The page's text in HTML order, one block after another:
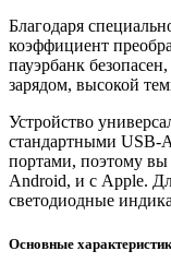
Благодаря
коэффициент
пауэрбанк
зарядом, высокой
Устройство
стандартными USB-
портами, поэтому вы
Android, и с Apple.
светодиодные
Основные